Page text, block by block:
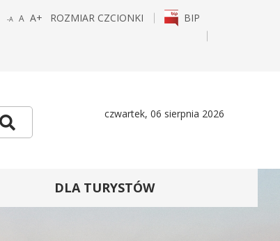
-A
A A+
ROZMIAR CZCIONKI BIP
czwartek, 06 sierpnia 2026
DLA TURYSTÓW